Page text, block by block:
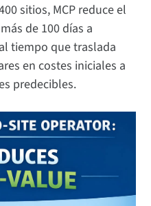
sitios, MCP reduce el
de 100 días a
tiempo que traslada
en costes iniciales a
predecibles.